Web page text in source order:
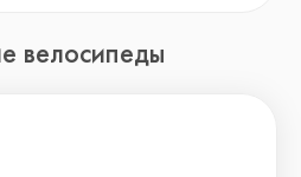
велосипеды